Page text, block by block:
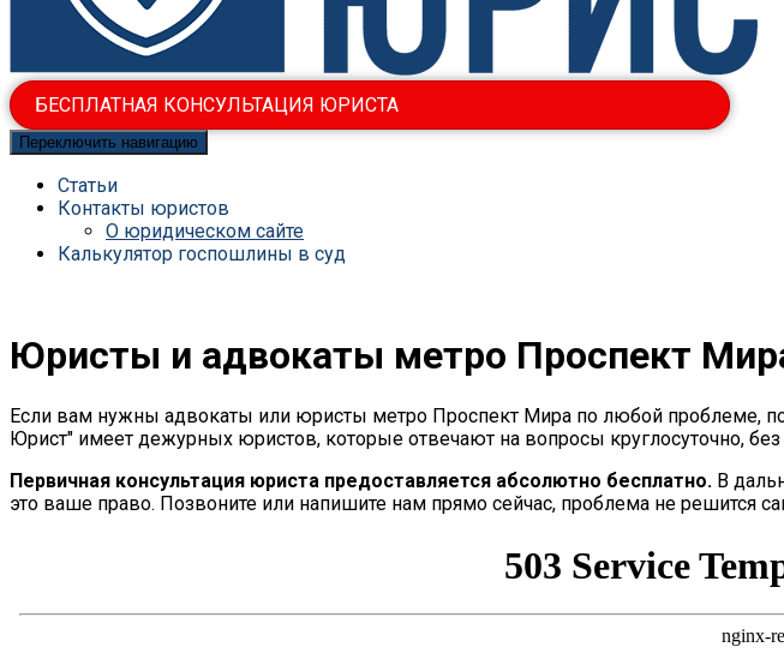
БЕСПЛАТНАЯ КОНСУЛЬТАЦИЯ ЮРИСТА
Переключить навигацию
Статьи
Контакты юристов
О юридическом сайте
Калькулятор госпошлины в суд
Юристы и адвокаты метро Проспект
Если вам нужны адвокаты или юристы метро Проспект Мира по любой проблеме,
Юрист" имеет дежурных юристов, которые отвечают на вопросы круглосуточно,
Первичная консультация юриста предоставляется абсолютно бесплатно. В
это ваше право. Позвоните или напишите нам прямо сейчас, проблема не решится